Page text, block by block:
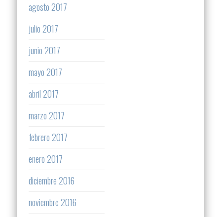
agosto 2017
julio 2017
junio 2017
mayo 2017
abril 2017
marzo 2017
febrero 2017
enero 2017
diciembre 2016
noviembre 2016